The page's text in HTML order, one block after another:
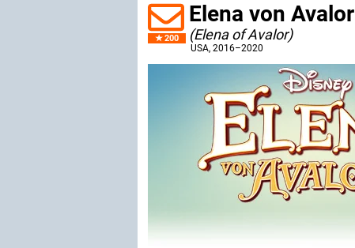
200
Elena von Avalor
(Elena of Avalor)
USA, 2016–2020